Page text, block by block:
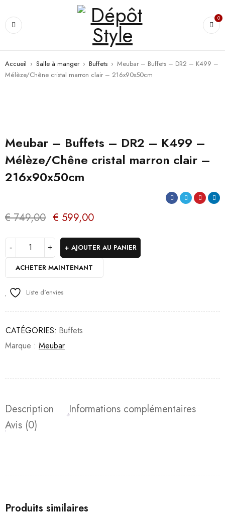
0
Accueil › Salle à manger › Buffets › Meubar – Buffets – DR2 – K499 –
Mélèze/Chêne cristal marron clair – 216x90x50cm
Meubar – Buffets – DR2 – K499 –
Mélèze/Chêne cristal marron clair –
216x90x50cm
€749,00 € 599,00
AJOUTER AU PANIER
ACHETER MAINTENANT
Liste d'envies
CATÉGORIES: Buffets
Marque : Meubar
Description
Informations complémentaires
Avis (0)
Produits similaires